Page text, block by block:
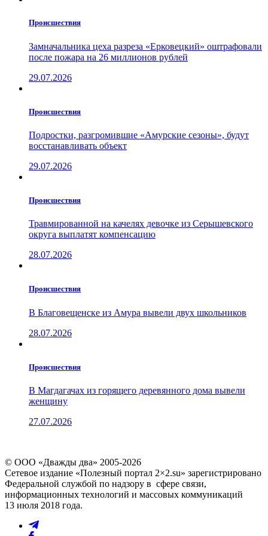
Проиcшествия
Замначальника цеха разреза «Ерковецкий» оштрафовали
после пожара на 26 миллионов рублей
29.07.2026
Проиcшествия
Подростки, разгромившие «Амурские сезоны», будут
восстанавливать объект
29.07.2026
Проиcшествия
Травмированной на качелях девочке из Серышевского
округа выплатят компенсацию
28.07.2026
Проиcшествия
В Благовещенске из Амура вывели двух школьников
28.07.2026
Проиcшествия
В Магдагачах из горящего деревянного дома вывели
женщину
27.07.2026
© ООО «Дважды два» 2005-2026
Сетевое издание «Полезный портал 2×2.su» зарегистрировано
Федеральной службой по надзору в сфере связи,
информационных технологий и массовых коммуникаций
13 июля 2018 года.